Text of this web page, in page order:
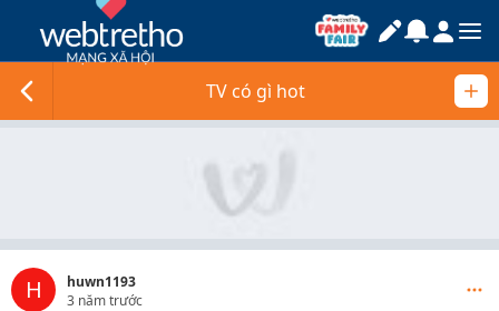
TV có gì hot
H
huwn1193
3 năm trước